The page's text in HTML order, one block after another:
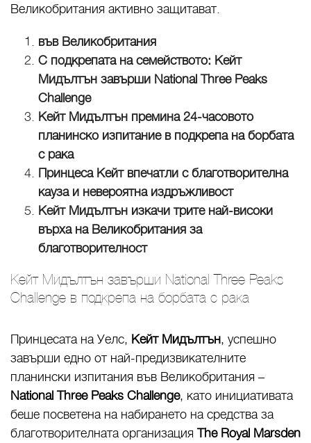
Великобритания активно защитават.
във Великобритания
С подкрепата на семейството: Кейт
Мидълтън завърши National Three Peaks
Challenge
Кейт Мидълтън премина 24-часовото
планинско изпитание в подкрепа на борбата
с рака
Принцеса Кейт впечатли с благотворителна
кауза и невероятна издръжливост
Кейт Мидълтън изкачи трите най-високи
върха на Великобритания за
благотворителност
Кейт Мидълтън завърши National Three Peaks
Challenge в подкрепа на борбата с рака
Принцесата на Уелс, Кейт Мидълтън, успешно
завърши едно от най-предизвикателните
планински изпитания във Великобритания –
National Three Peaks Challenge, като инициативата
беше посветена на набирането на средства за
благотворителната организация The Royal Marsden